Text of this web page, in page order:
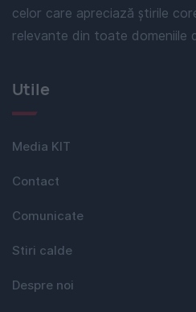
celor care apreciază știrile
relevante din toate domeniile
Utile
Media KIT
Contact
Comunicate
Stiri calde
Despre noi